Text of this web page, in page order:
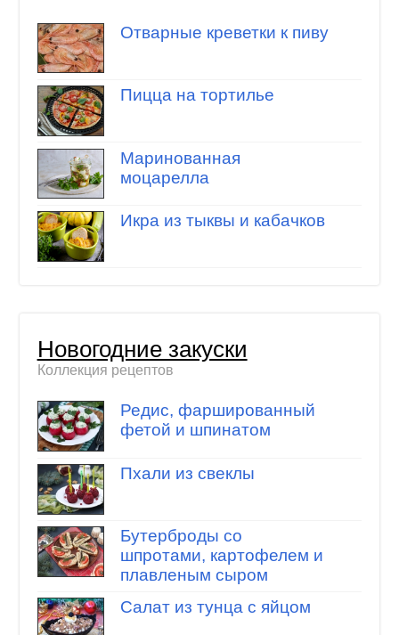
Отварные креветки к пиву
Пицца на тортилье
Маринованная
моцарелла
Икра из тыквы и кабачков
Новогодние закуски
Коллекция рецептов
Редис, фаршированный
фетой и шпинатом
Пхали из свеклы
Бутерброды со
шпротами, картофелем и
плавленым сыром
Салат из тунца с яйцом